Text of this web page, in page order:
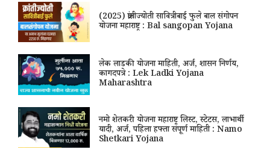
(2025) क्रांतीज्योती सावित्रीबाई फुले बाल संगोपन
योजना महाराष्ट्र : Bal sangopan Yojana
लेक लाडकी योजना माहिती, अर्ज, शासन निर्णय,
कागदपत्रे : Lek Ladki Yojana
Maharashtra
नमो शेतकरी योजना महाराष्ट्र लिस्ट, स्टेटस, लाभार्थी
यादी, अर्ज, पहिला हफ्ता संपूर्ण माहिती : Namo
Shetkari Yojana